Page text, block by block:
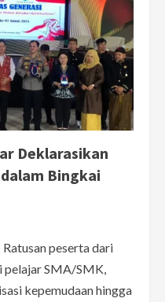
Deklarasikan
Bingkai
peserta dari
pelajar SMA/SMK,
kepemudaan hingga